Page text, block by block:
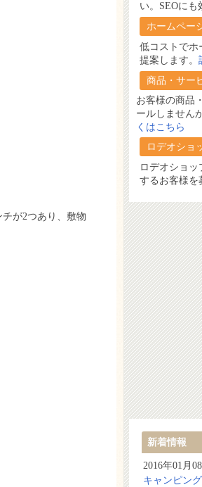
が2つあり、敷物
い。SEOにも
ホームペー
低コストでホ
提案します。
商品・サー
お客様の商品
ールしません
くはこちら
ロデオショ
ロデオショ
するお客様を
新着情報
2016年01月
キャンピン